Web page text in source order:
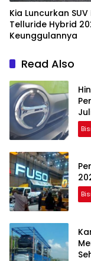
Kia Luncurkan
Telluride Hybrid
Keunggulannya
Read Also